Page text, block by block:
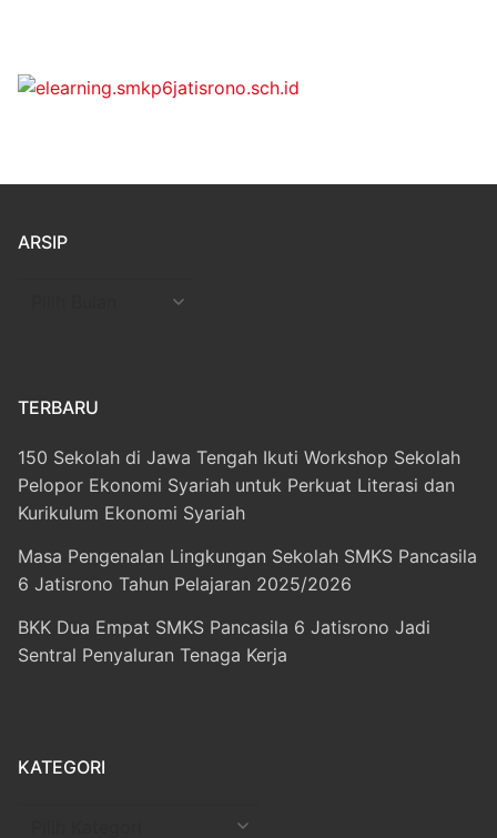
ARSIP
TERBARU
150 Sekolah di Jawa Tengah Ikuti Workshop Sekolah
Pelopor Ekonomi Syariah untuk Perkuat Literasi dan
Kurikulum Ekonomi Syariah
Masa Pengenalan Lingkungan Sekolah SMKS Pancasila
6 Jatisrono Tahun Pelajaran 2025/2026
BKK Dua Empat SMKS Pancasila 6 Jatisrono Jadi
Sentral Penyaluran Tenaga Kerja
KATEGORI